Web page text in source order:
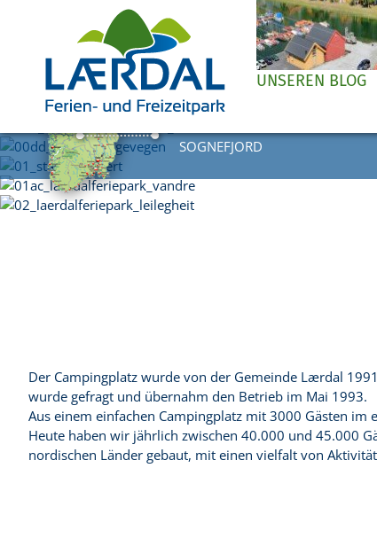
UNSEREN BLOG
SOGNEFJORD
Der Campingplatz wurde von der Gemeinde Lærdal
wurde gefragt und übernahm den Betrieb im Mai 1993.
Aus einem einfachen Campingplatz mit 3000 Gästen
Heute haben wir jährlich zwischen 40.000 und 45.000
nordischen Länder gebaut, mit einen vielfalt von